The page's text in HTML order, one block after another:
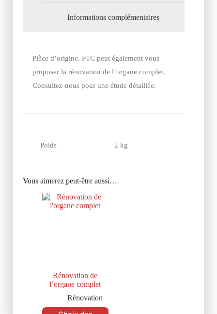
Informations complémentaires
Pièce d’origine. PTC peut également vous
proposer la rénovation de l’organe complet.
Consultez-nous pour une étude détaillée.
Poids 2 kg
Vous aimerez peut-être aussi…
Rénovation de
l’organe complet
Rénovation